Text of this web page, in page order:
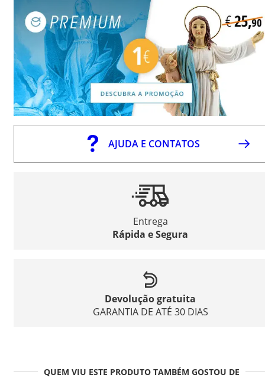
AJUDA E CONTATOS
Entrega
Rápida e Segura
Devolução gratuita
GARANTIA DE ATÉ 30 DIAS
QUEM VIU ESTE PRODUTO TAMBÉM GOSTOU DE